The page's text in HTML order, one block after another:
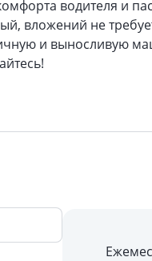
водителя и
вложений не
и выносливую